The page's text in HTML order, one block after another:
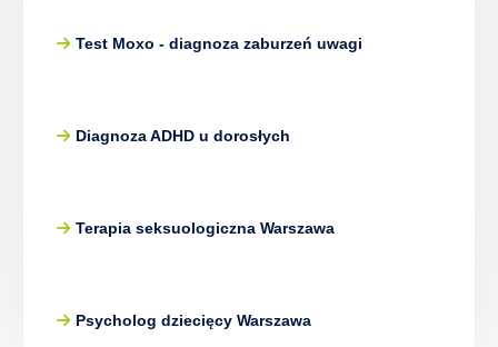
Test Moxo - diagnoza zaburzeń uwagi
Diagnoza ADHD u dorosłych
Terapia seksuologiczna Warszawa
Psycholog dziecięcy Warszawa